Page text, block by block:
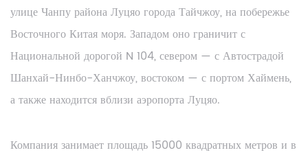
улице Чанпу района Луцяо города Тайчжоу, на побережье
Восточного Китая моря. Западом оно граничит с
Национальной дорогой N 104, севером — с Автострадой
Шанхай-Нинбо-Ханчжоу, востоком — с портом Хаймень,
а также находится вблизи аэропорта Луцяо.
Компания занимает площадь 15000 квадратных метров и в